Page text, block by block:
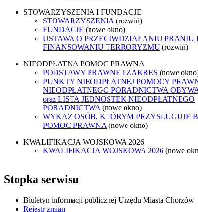
STOWARZYSZENIA I FUNDACJE
STOWARZYSZENIA (rozwiń)
FUNDACJE (nowe okno)
USTAWA O PRZECIWDZIAŁANIU PRANIU
FINANSOWANIU TERRORYZMU (rozwiń)
NIEODPŁATNA POMOC PRAWNA
PODSTAWY PRAWNE i ZAKRES (nowe
PUNKTY NIEODPŁATNEJ POMOCY
NIEODPŁATNEGO PORADNICTWA
oraz LISTA JEDNOSTEK NIEODPŁATNEGO
PORADNICTWA (nowe okno)
WYKAZ OSÓB, KTÓRYM PRZYSŁUGUJE
POMOC PRAWNA (nowe okno)
KWALIFIKACJA WOJSKOWA 2026
KWALIFIKACJA WOJSKOWA 2026 (nowe
Stopka serwisu
Biuletyn informacji publicznej Urzędu Miasta Chorzów
Rejestr zmian